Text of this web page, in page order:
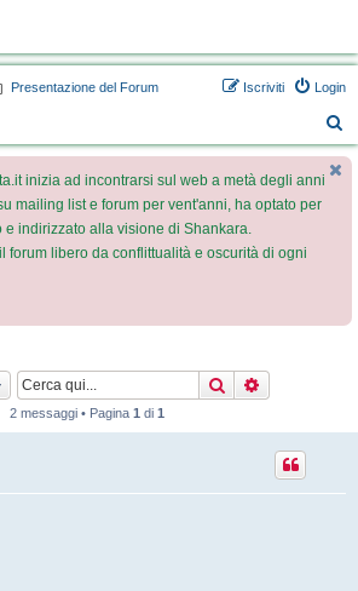
Presentazione del Forum Login
Iscriviti
e
inizia ad incontrarsi sul web a metà degli anni
mailing list e forum per vent'anni, ha optato per
e indirizzato alla visione di Shankara.
forum libero da conflittualità e oscurità di ogni
Cerca
2 messaggi • Pagina 1 di 1